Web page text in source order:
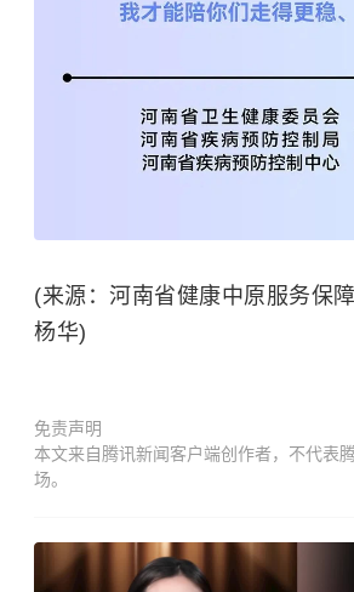
(来源：河南省健康中原服务保
杨华)
免责声明
本文来自腾讯新闻客户端创作者，不代表
场。